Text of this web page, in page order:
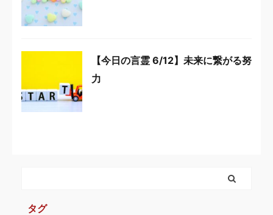
【今日の言霊 6/12】未来に繋がる努
力
タグ